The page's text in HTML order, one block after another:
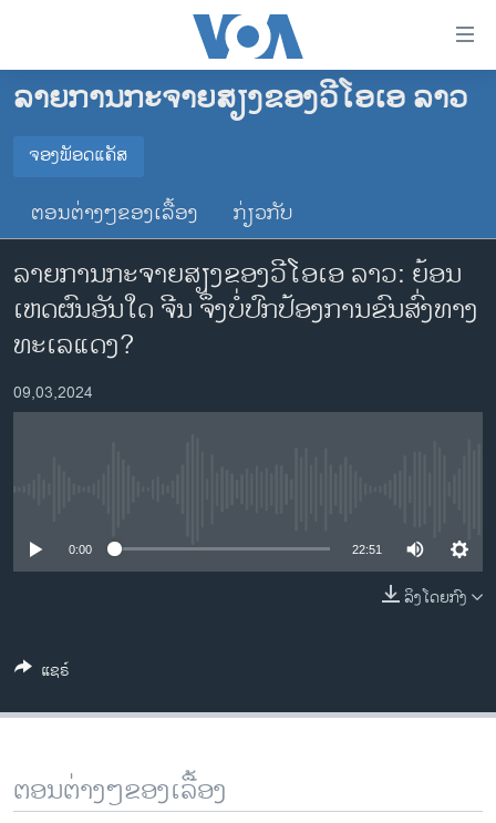
ເຂົ້າ
ຂ້າມ
ໄປ
ຊອກ
ຄົ້ນ
ໂຮມເພຈ
ລາວ
ອາເມຣິກາ
ການເລືອກຕັ້ງ ປະທານາທີບໍດີ ສະຫະລັດ 2024
ຂ່າວ​ຈີນ
ໂລກ
ເອເຊຍ
ອິດສະຫຼະພາບດ້ານການຂ່າວ
ທຸລະກິດ
ສຽງ
ລາຍການກະຈາຍສຽງ
ລາຍການກະຈາຍສຽງຂອງວີໂອເອ ລາວ
ຈອງພັອດແຄັສ
ຈອງພັອດແຄັສ
YouTube
ຕອນຕ່າງໆຂອງເລື້ອງ ກ່ຽວກັບ
ລາຍການກະຈາຍສຽງຂອງວີໂອເອ ລາວ: ຍ້ອນ
ເຫດຜົນອັນໃດ ຈີນ ຈຶ່ງບໍ່ປົກປ້ອງການຂົນສົ່ງທາງ
ທະເລແດງ?
09,03,2024
0:00 22:51
ລິງໂດຍກົງ
ແຊຣ໌
ຕອນຕ່າງໆຂອງເລື້ອງ